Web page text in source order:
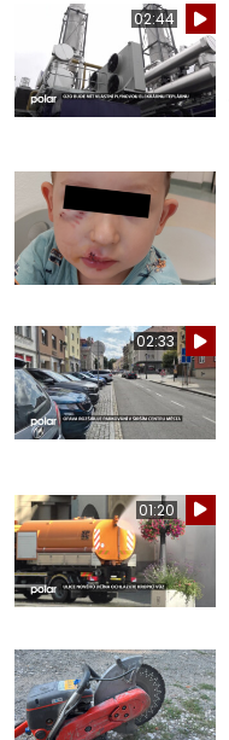
02:44
02:33
01:20